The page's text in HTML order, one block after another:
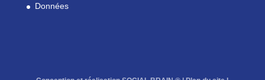
Données